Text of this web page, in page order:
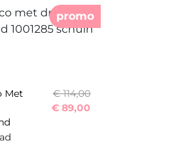
promo
Met
€ 114,00
€ 89,00